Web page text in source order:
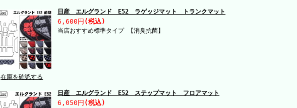
在庫を確認する
日産 エルグランド E52 ラゲッジマット トランクマット
6,600円 (税込)
当店おすすめ標準タイプ 【消臭抗菌】
日産 エルグランド E52 ステップマット フロアマット
6,050円 (税込)